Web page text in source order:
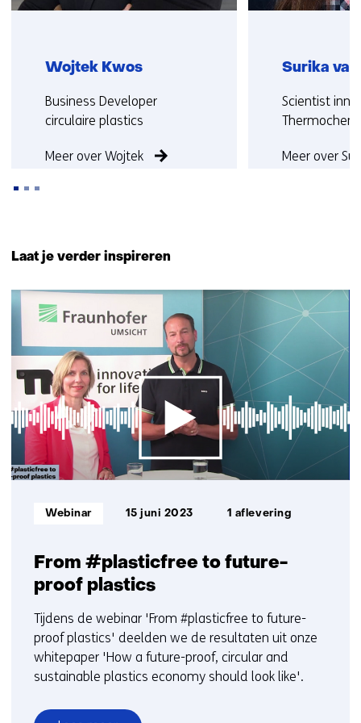
Wojtek Kwos
Functie:
Business Developer
circulaire plastics
Meer over Wojtek
Surika
Functie:
Scientist
Meer over
(Neem
contact
met
ons
op)
Laat je verder inspireren
resultaat
From #plasticfree to future-
proof plastics
Informatietype:
Webinar 15 juni 2023 1 aflevering
Tijdens de webinar 'From #plasticfree to future-
proof plastics' deelden we de resultaten uit onze
whitepaper 'How a future-proof, circular and
sustainable plastics economy should look like'.